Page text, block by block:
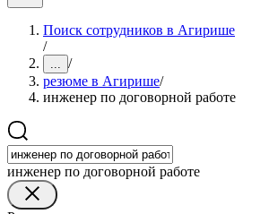
Поиск сотрудников в Агирише
/
... /
резюме в Агирише/
инженер по договорной работе
инженер по договорной работе